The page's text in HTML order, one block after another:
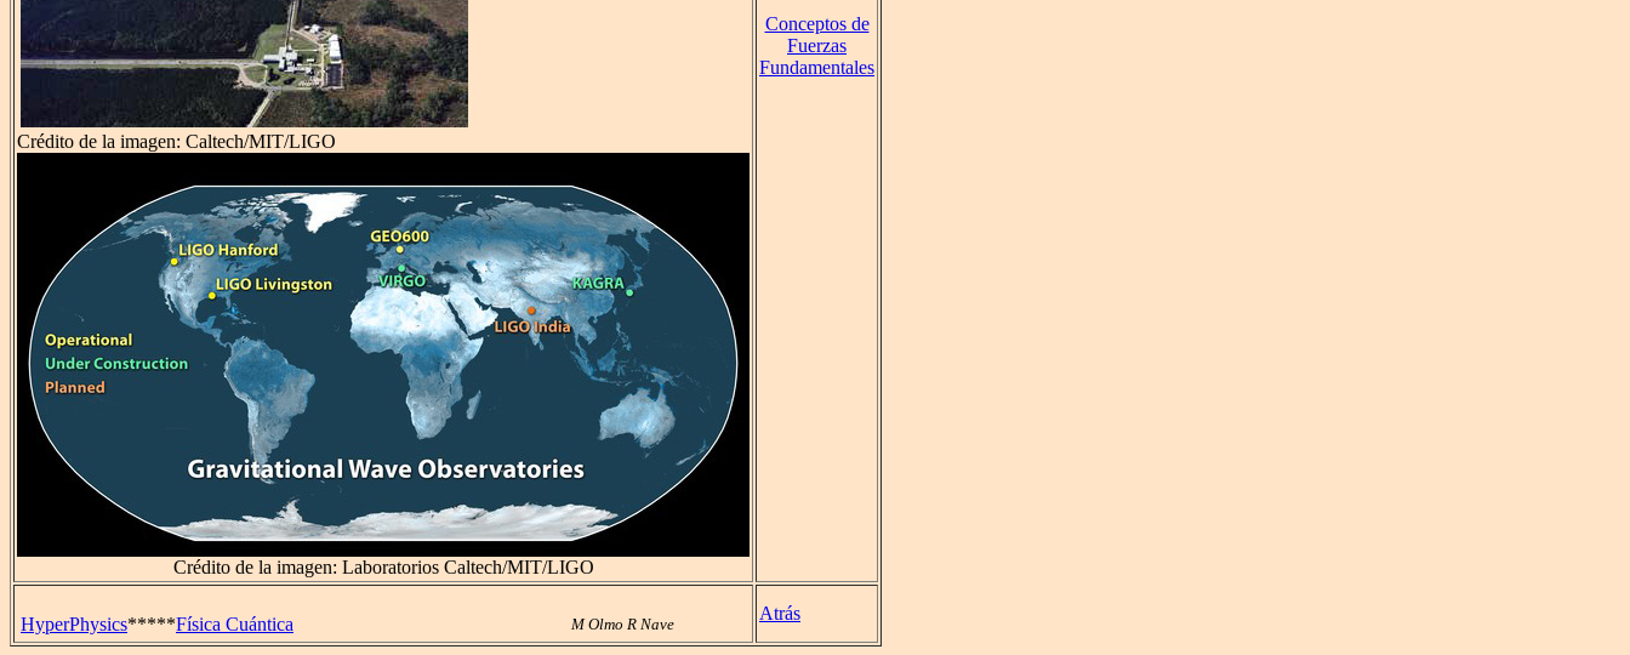
Crédito de la imagen: Caltech/MIT/LIGO
Crédito de la imagen: Laboratorios Caltech/MIT/LIGO
Conceptos de
Fuerzas
Fundamentales
HyperPhysics*****Física Cuántica M Olmo R Nave
Atrás